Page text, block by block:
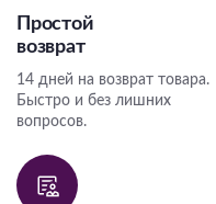
Простой
возврат
14 дней на возврат товара.
Быстро и без лишних
вопросов.